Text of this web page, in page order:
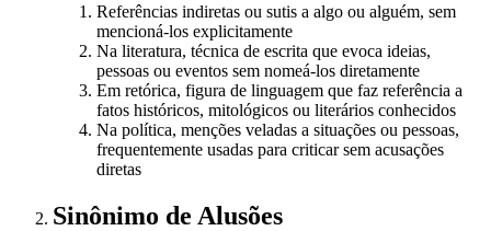
Referências indiretas ou sutis a algo ou alguém, sem
mencioná-los explicitamente
Na literatura, técnica de escrita que evoca ideias,
pessoas ou eventos sem nomeá-los diretamente
Em retórica, figura de linguagem que faz referência a
fatos históricos, mitológicos ou literários conhecidos
Na política, menções veladas a situações ou pessoas,
frequentemente usadas para criticar sem acusações
diretas
Sinônimo de Alusões